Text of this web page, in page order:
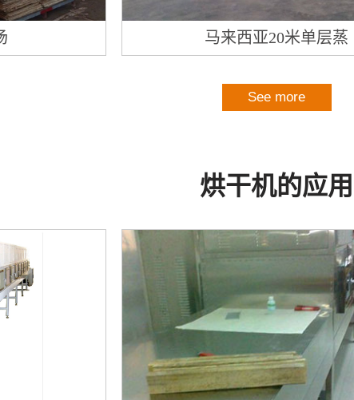
马来西亚20米单层蒸
See more
烘干机的应用